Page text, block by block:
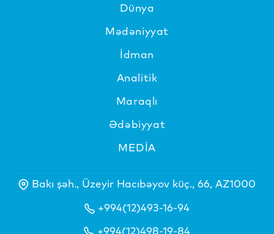
Dünya
Mədəniyyat
İdman
Analitik
Maraqlı
Ədəbiyyat
MEDİA
Bakı şəh., Üzeyir Hacıbəyov küç., 66, AZ1000
+994(12)493-16-94
+994(12)498-19-84